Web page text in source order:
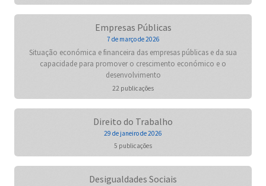
Empresas Públicas
7 de março de 2026
Situação económica e financeira das empresas públicas e da sua
capacidade para promover o crescimento económico e o
desenvolvimento
22 publicações
Direito do Trabalho
29 de janeiro de 2026
5 publicações
Desigualdades Sociais